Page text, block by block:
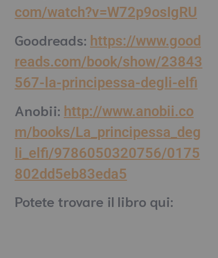
com/watch?v=W72p9osIgRU
Goodreads: https://www.good
reads.com/book/show/23843
567-la-principessa-degli-elfi
Anobii: http://www.anobii.co
m/books/La_principessa_deg
li_elfi/9786050320756/0175
802dd5eb83eda5
Potete trovare il libro qui: